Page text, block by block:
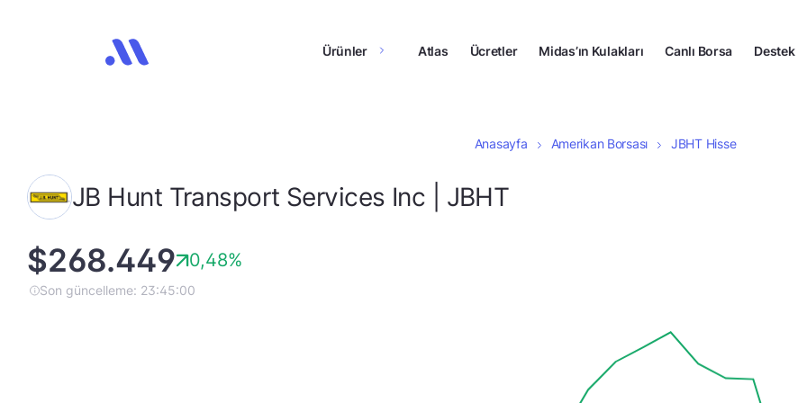
Ürünler Atlas Ücretler Midas’ın Kulakları Canlı Borsa Destek
Anasayfa Amerikan Borsası JBHT Hisse
JB Hunt Transport Services Inc | JBHT
$268.449 0,48%
Son güncelleme: 23:45:00